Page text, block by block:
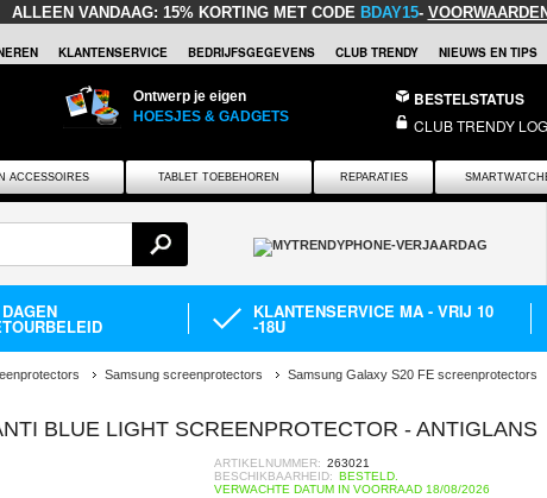
ALLEEN VANDAAG: 15% KORTING MET CODE BDAY15- VOORWAARDEN
KLANTENSERVICE BEDRIJFSGEGEVENS CLUB TRENDY NIEUWS EN TIPS
Ontwerp je eigen
HOESJES & GADGETS
BESTELSTATUS
CLUB TRENDY
ACCESSOIRES TABLET TOEBEHOREN REPARATIES
KLANTENSERVICE MA - VRIJ 10
-18U
Samsung screenprotectors Samsung Galaxy S20 FE screenprotectors
BLUE LIGHT SCREENPROTECTOR - ANTIGLANS
ARTIKELNUMMER: 263021
BESCHIKBAARHEID: BESTELD.
VERWACHTE DATUM IN VOORRAAD 18/08/2026